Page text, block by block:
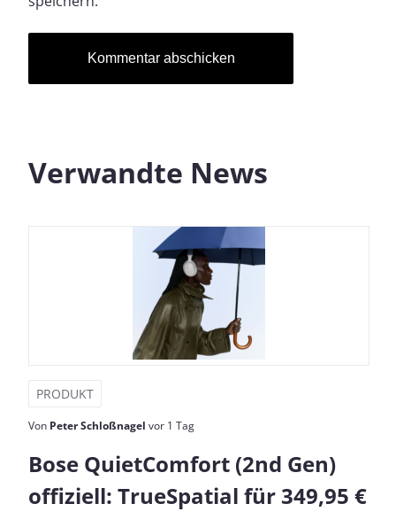
Verwandte News
PRODUKT
Von Peter Schloßnagel vor 1 Tag
Bose QuietComfort (2nd Gen)
offiziell: TrueSpatial für 349,95 €